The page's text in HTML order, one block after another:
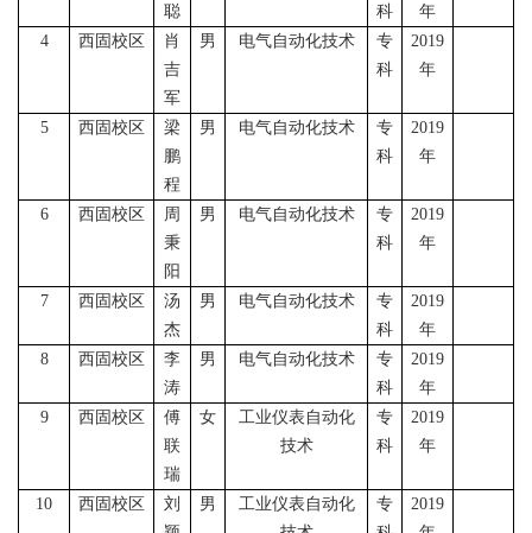
聪
科
年
4
西固校区
肖
吉
军
男 电气自动化技术
专
科
2019
年
5 西固校区
梁
鹏
程
男 电气自动化技术
专
科
2019
年
6 西固校区
周
秉
阳
男 电气自动化技术
专
科
2019
年
7 西固校区
汤
杰
男 电气自动化技术
专
科
2019
年
8
西固校区
李
涛
男 电气自动化技术
专
科
2019
年
9
西固校区
傅
联
瑞
女
工业仪表自动化
技术
专
科
2019
年
10 西固校区
刘
男
工业仪表自动化
专
2019